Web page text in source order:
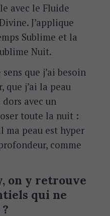
avec le Fluide
J’applique
Sublime et la
Nuit.
que j’ai besoin
que j’ai la peau
avec un
toute la nuit :
ma peau est hyper
comme
on y retrouve
qui ne